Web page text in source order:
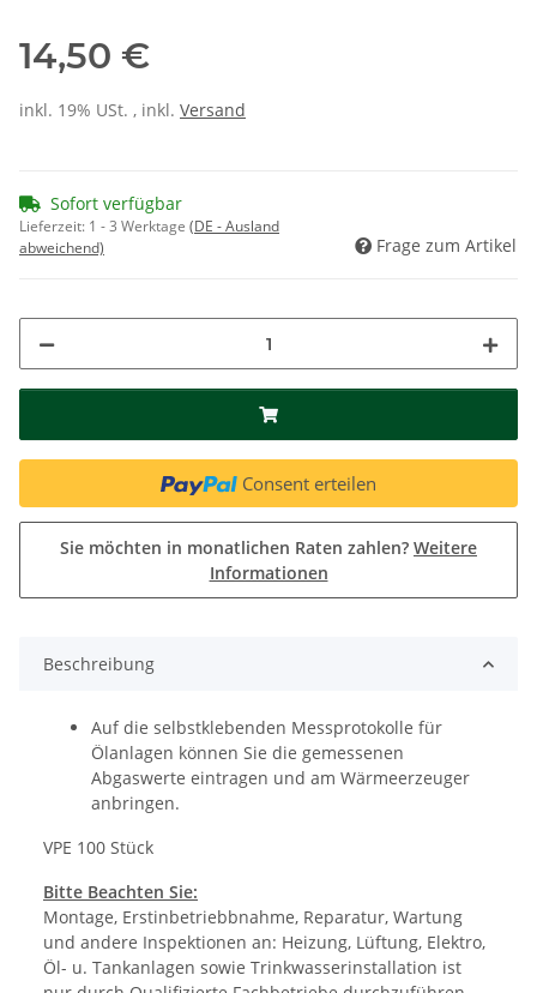
14,50 €
inkl. 19% USt. , inkl. Versand
Sofort verfügbar
Lieferzeit: 1 - 3 Werktage (DE - Ausland
abweichend)
Frage zum Artikel
Consent erteilen
Sie möchten in monatlichen Raten zahlen? Weitere
Informationen
Beschreibung
Auf die selbstklebenden Messprotokolle für
Ölanlagen können Sie die gemessenen
Abgaswerte eintragen und am Wärmeerzeuger
anbringen.
VPE 100 Stück
Bitte Beachten Sie:
Montage, Erstinbetriebbnahme, Reparatur, Wartung
und andere Inspektionen an: Heizung, Lüftung, Elektro,
Öl- u. Tankanlagen sowie Trinkwasserinstallation ist